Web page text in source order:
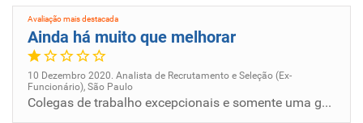
Coaching.
Avaliação mais destacada
Ainda há muito que melhorar
10 Dezembro 2020. Analista de Recrutamento e Seleção (Ex-
Funcionário), São Paulo
Colegas de trabalho excepcionais e somente uma gestora de comercial que também atuava no RH/R&S faziam a diferença na em...